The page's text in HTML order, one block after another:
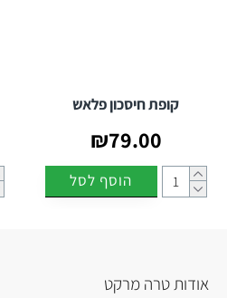
קופת חיסכון פלאש
₪79.00
הוסף לסל
אודות טרה מרקט